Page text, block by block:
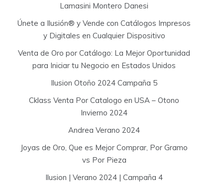
Lamasini Montero Danesi
Únete a Ilusión® y Vende con Catálogos Impresos
y Digitales en Cualquier Dispositivo
Venta de Oro por Catálogo: La Mejor Oportunidad
para Iniciar tu Negocio en Estados Unidos
Ilusion Otoño 2024 Campaña 5
Cklass Venta Por Catalogo en USA – Otono
Invierno 2024
Andrea Verano 2024
Joyas de Oro, Que es Mejor Comprar, Por Gramo
vs Por Pieza
Ilusion | Verano 2024 | Campaña 4